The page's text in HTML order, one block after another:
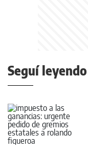
Seguí leyendo